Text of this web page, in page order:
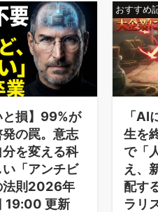
と損】99%が
の罠。意志
を変える科
「アンチビ
法則2026年
19:00 更新
おすすめ
「AI
生を
で「
え、
配す
ラリ